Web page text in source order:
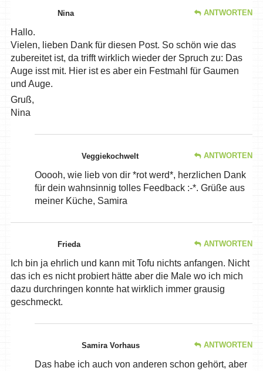
Nina ANTWORTEN
Hallo.
Vielen, lieben Dank für diesen Post. So schön wie das
zubereitet ist, da trifft wirklich wieder der Spruch zu: Das
Auge isst mit. Hier ist es aber ein Festmahl für Gaumen
und Auge.
Gruß,
Nina
Veggiekochwelt ANTWORTEN
Ooooh, wie lieb von dir *rot werd*, herzlichen Dank
für dein wahnsinnig tolles Feedback :-*. Grüße aus
meiner Küche, Samira
Frieda ANTWORTEN
Ich bin ja ehrlich und kann mit Tofu nichts anfangen. Nicht
das ich es nicht probiert hätte aber die Male wo ich mich
dazu durchringen konnte hat wirklich immer grausig
geschmeckt.
Samira Vorhaus ANTWORTEN
Das habe ich auch von anderen schon gehört, aber